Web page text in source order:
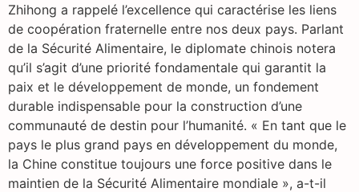
Zhihong a rappelé l’excellence qui caractérise les liens
de coopération fraternelle entre nos deux pays. Parlant
de la Sécurité Alimentaire, le diplomate chinois notera
qu’il s’agit d’une priorité fondamentale qui garantit la
paix et le développement de monde, un fondement
durable indispensable pour la construction d’une
communauté de destin pour l’humanité. « En tant que le
pays le plus grand pays en développement du monde,
la Chine constitue toujours une force positive dans le
maintien de la Sécurité Alimentaire mondiale », a-t-il